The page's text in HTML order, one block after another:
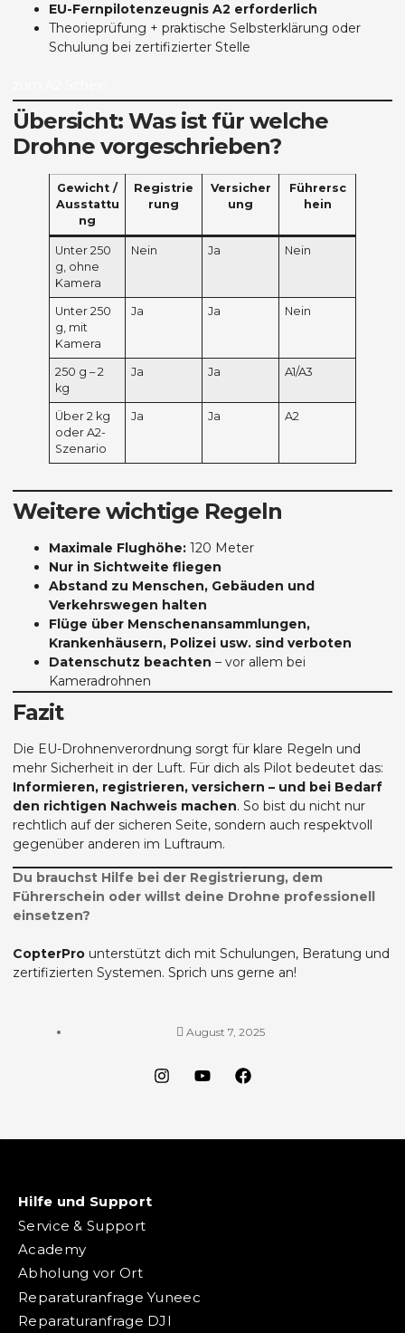
EU-Fernpilotenzeugnis A2 erforderlich
Theorieprüfung + praktische Selbsterklärung oder
Schulung bei zertifizierter Stelle
Übersicht: Was ist für welche
Drohne vorgeschrieben?
Gewicht /
Ausstattu
ng
Registrie
rung
Versicher
ung
Führersc
hein
Unter 250
g, ohne
Kamera
Nein Ja Nein
Unter 250
g, mit
Kamera
Ja Ja Nein
250 g – 2
kg
Ja Ja A1/A3
Über 2 kg
oder A2-
Szenario
Ja Ja A2
Weitere wichtige Regeln
Maximale Flughöhe: 120 Meter
Nur in Sichtweite fliegen
Abstand zu Menschen, Gebäuden und
Verkehrswegen halten
Flüge über Menschenansammlungen,
Krankenhäusern, Polizei usw. sind verboten
Datenschutz beachten – vor allem bei
Kameradrohnen
Fazit
Die EU-Drohnenverordnung sorgt für klare Regeln und
mehr Sicherheit in der Luft. Für dich als Pilot bedeutet das:
Informieren, registrieren, versichern – und bei Bedarf
den richtigen Nachweis machen. So bist du nicht nur
rechtlich auf der sicheren Seite, sondern auch respektvoll
gegenüber anderen im Luftraum.
Du brauchst Hilfe bei der Registrierung, dem
Führerschein oder willst deine Drohne professionell
einsetzen?
CopterPro unterstützt dich mit Schulungen, Beratung und
zertifizierten Systemen. Sprich uns gerne an!
August 7, 2025
Hilfe und Support
Service & Support
Academy
Abholung vor Ort
Reparaturanfrage Yuneec
Reparaturanfrage DJI